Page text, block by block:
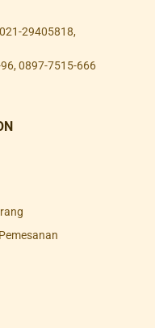
021-29405818,
, 0897-7515-666